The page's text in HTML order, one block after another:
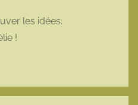
les idées.
!